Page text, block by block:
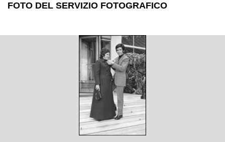
FOTO DEL SERVIZIO FOTOGRAFICO